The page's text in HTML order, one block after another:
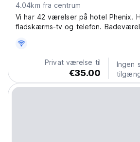
4.04km fra centrum
Vi har 42 værelser på hotel Phenix.
fladskærms-tv og telefon.
Privat værelse til
€35.00
Ingen